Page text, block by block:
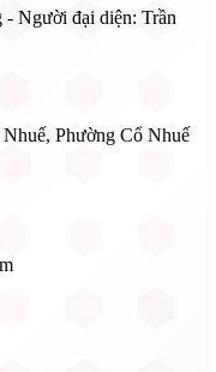
- Người đại diện: Trần
Phường Cổ Nhuế